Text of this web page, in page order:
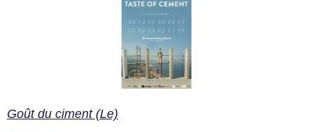
Goût du ciment (Le)